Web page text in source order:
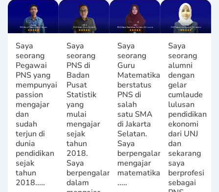
Saya
seorang
Pegawai
PNS yang
mempunyai
passion
mengajar
dan
sudah
terjun di
dunia
pendidikan
sejak
tahun
2018.....
Saya
seorang
PNS di
Badan
Pusat
Statistik
yang
mulai
mengajar
sejak
tahun
2018.
Saya
berpengalaman
dalam
Saya
seorang
Guru
Matematika
berstatus
PNS di
salah
satu SMA
di Jakarta
Selatan.
Saya
berpengalaman
mengajar
matematika
.....
Saya
seorang
alumni
dengan
gelar
cumlaude
lulusan
pendidikan
ekonomi
dari UNJ
dan
sekarang
saya
berprofesi
sebagai